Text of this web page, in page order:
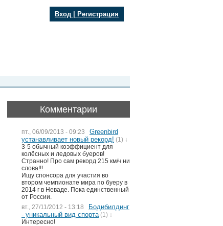
Вход Регистрация
Комментарии
пт., 06/09/2013 - 09:23
Greenbird
устанавливает новый рекорд! (1) ↓
3-5 обычный коэффициент для
колёсных и ледовых буеров!
Странно! Про сам рекорд 215 км/ч ни
слова!!!
Ищу спонсора для участия во
втором чемпионате мира по буеру в
2014 г в Неваде. Пока единственный
от России.
вт., 27/11/2012 - 13:18
Бодибилдинг
- уникальный вид спорта (1) ↓
Интересно!